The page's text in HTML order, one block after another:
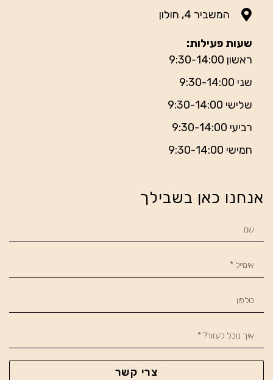
המשביר 4, חולון
שעות פעילות:
ראשון 9:30-14:00
שני 9:30-14:00
שלישי 9:30-14:00
רביעי 9:30-14:00
חמישי 9:30-14:00
אנחנו כאן בשבילך
צרי קשר